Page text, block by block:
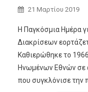
21 Μαρτίου 2019
Η Παγκόσμια Ημέρα
Διακρίσεων
Καθιερώθηκε το
Ηνωμένων Εθνών σε
που συγκλόνισε την